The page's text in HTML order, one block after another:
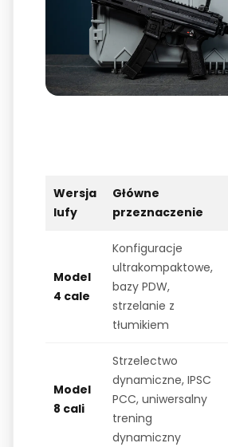
Wersja
lufy
Główne
przeznaczenie
Model
4 cale
Konfiguracje
ultrakompaktowe,
bazy PDW,
strzelanie z
tłumikiem
Model
8 cali
Strzelectwo
dynamiczne, IPSC
PCC, uniwersalny
trening
dynamiczny